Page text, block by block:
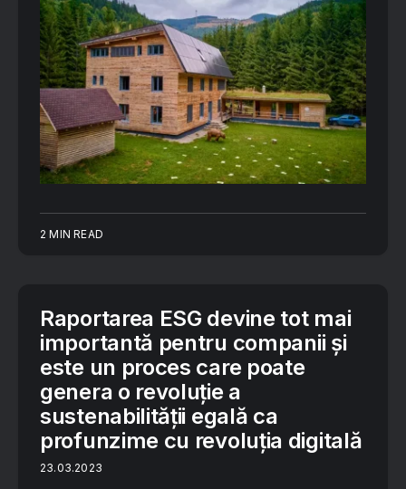
2 MIN READ
Raportarea ESG devine tot mai
importantă pentru companii și
este un proces care poate
genera o revoluție a
sustenabilității egală ca
profunzime cu revoluția digitală
23.03.2023